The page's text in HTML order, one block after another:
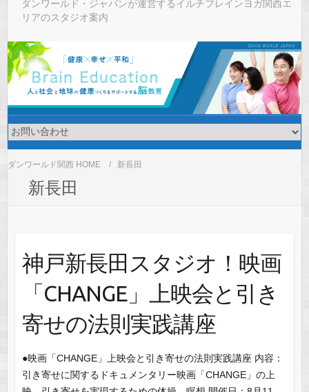
ダンワールド・ジャパンが運営するイルチブレインヨガ関西エ
リアのスタジオ案内
ダンワールド関西 HOME 新長田
新長田
神戸新長田スタジオ！映画
「CHANGE」上映会と引き
寄せの法則実践講座
●映画「CHANGE」上映会と引き寄せの法則実践講座 内容：
引き寄せに関するドキュメンタリー映画「CHANGE」の上